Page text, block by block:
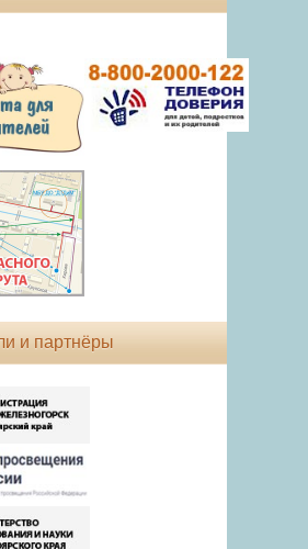
и партнёры